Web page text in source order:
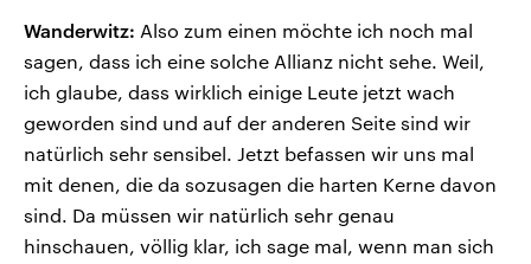
Wanderwitz: Also zum einen möchte ich noch mal
sagen, dass ich eine solche Allianz nicht sehe. Weil,
ich glaube, dass wirklich einige Leute jetzt wach
geworden sind und auf der anderen Seite sind wir
natürlich sehr sensibel. Jetzt befassen wir uns mal
mit denen, die da sozusagen die harten Kerne davon
sind. Da müssen wir natürlich sehr genau
hinschauen, völlig klar, ich sage mal, wenn man sich